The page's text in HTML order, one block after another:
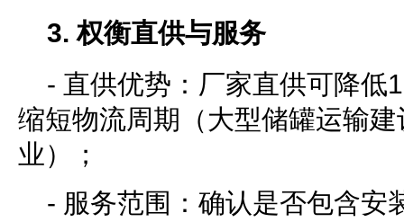
3. 权衡直供与服务
- 直供优势：厂家直供可降低
缩短物流周期（大型储罐运输
业）；
- 服务范围：确认是否包含安